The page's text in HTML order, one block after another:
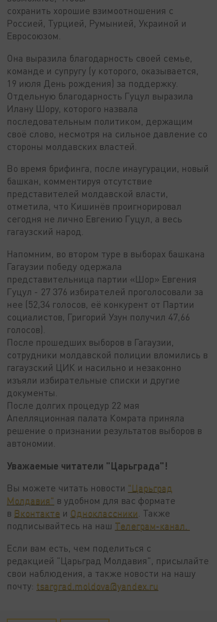
сохранить хорошие взимоотношения с
Россией, Турцией, Румынией, Украиной и
Евросоюзом.
Она выразила благодарность своей семье,
команде и супругу (у которого, оказывается,
19 июля День рождения) за поддержку.
Отдельную благодарность Гуцул выразила
Илану Шору, которого назвала
последовательным политиком, держащим
своё слово, несмотря на сильное давление со
стороны молдавских властей.
Во время брифинга, после инаугурации, новый
башкан, комментируя отсутствие
представителей молдавской власти,
отметила, что Кишинёв проигнорировал
сегодня не лично Евгению Гуцул, а весь
гагаузский народ.
Напомним, во втором туре в выборах башкана
Гагаузии победу одержала
представительница партии «Шор» Евгения
Гуцул - 27 376 избирателей проголосовали за
нее (52,34 голосов, её конкурент от Партии
социалистов, Григорий Узун получил 47,66
голосов).
После прошедших выборов в Гагаузии,
сотрудники молдавской полиции вломились в
гагаузский ЦИК и насильно и незаконно
изъяли избирательные списки и другие
документы.
После долгих процедур 22 мая
Апелляционная палата Комрата приняла
решение о признании результатов выборов в
автономии.
Уважаемые читатели "Царьграда"!
Вы можете читать новости "Царьград
Молдавия" в удобном для вас формате
в Вконтакте и Одноклассники . Также
подписывайтесь на наш Телеграм-канал.
Если вам есть, чем поделиться с
редакцией "Царьград Молдавия", присылайте
свои наблюдения, а также новости на нашу
почту: tsargrad.moldova@yandex.ru